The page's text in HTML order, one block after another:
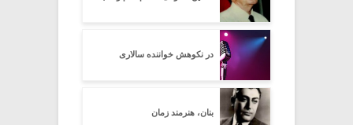
در نکوهش خواننده سالاری
بنان، هنرمند زمان